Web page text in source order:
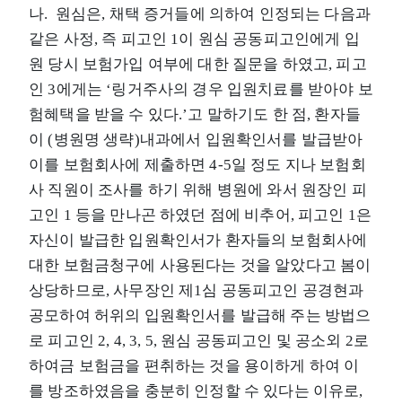
나. 원심은, 채택 증거들에 의하여 인정되는 다음과
같은 사정, 즉 피고인 1이 원심 공동피고인에게 입
원 당시 보험가입 여부에 대한 질문을 하였고, 피고
인 3에게는 ‘링거주사의 경우 입원치료를 받아야 보
험혜택을 받을 수 있다.’고 말하기도 한 점, 환자들
이 (병원명 생략)내과에서 입원확인서를 발급받아
이를 보험회사에 제출하면 4-5일 정도 지나 보험회
사 직원이 조사를 하기 위해 병원에 와서 원장인 피
고인 1 등을 만나곤 하였던 점에 비추어, 피고인 1은
자신이 발급한 입원확인서가 환자들의 보험회사에
대한 보험금청구에 사용된다는 것을 알았다고 봄이
상당하므로, 사무장인 제1심 공동피고인 공경현과
공모하여 허위의 입원확인서를 발급해 주는 방법으
로 피고인 2, 4, 3, 5, 원심 공동피고인 및 공소외 2로
하여금 보험금을 편취하는 것을 용이하게 하여 이
를 방조하였음을 충분히 인정할 수 있다는 이유로,